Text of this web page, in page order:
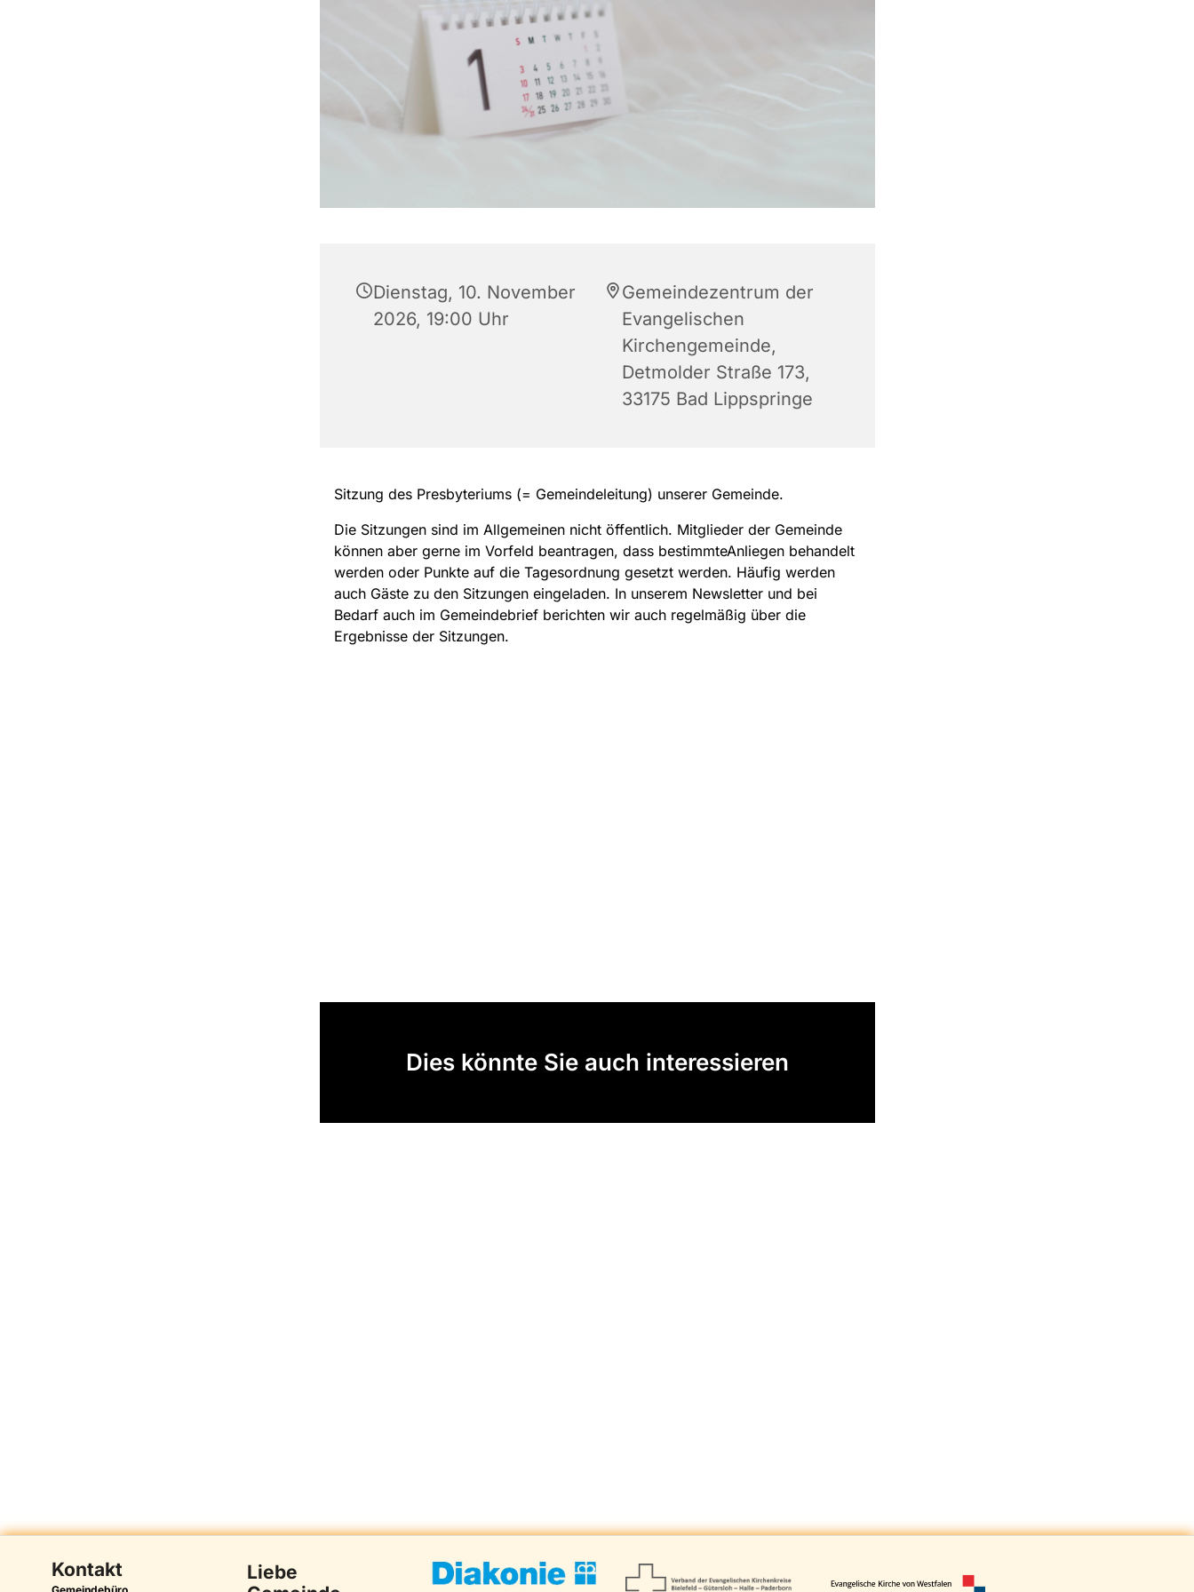
Dienstag, 10. November
2026, 19:00 Uhr
Gemeindezentrum der
Evangelischen
Kirchengemeinde,
Detmolder Straße 173,
33175 Bad Lippspringe
Sitzung des Presbyteriums (= Gemeindeleitung) unserer Gemeinde.
Die Sitzungen sind im Allgemeinen nicht öffentlich. Mitglieder der Gemeinde
können aber gerne im Vorfeld beantragen, dass bestimmteAnliegen behandelt
werden oder Punkte auf die Tagesordnung gesetzt werden. Häufig werden
auch Gäste zu den Sitzungen eingeladen. In unserem Newsletter und bei
Bedarf auch im Gemeindebrief berichten wir auch regelmäßig über die
Ergebnisse der Sitzungen.
Dies könnte Sie auch interessieren
Kontakt
Liebe